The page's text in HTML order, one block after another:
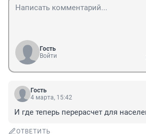
Гость
Войти
Гость
4 марта, 15:42
И где теперь перерасчет для
ОТВЕТИТЬ